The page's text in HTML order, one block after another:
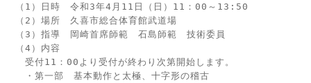
（1）日時　令和3年4月11日（日）11：00～13:50
（2）場所　久喜市総合体育館武道場
（3）指導　岡崎首席師範　石島師範　技術委員
（4）内容
受付11：00より受付が終わり次第開始します。
・第一部　基本動作と太極、十字形の稽古